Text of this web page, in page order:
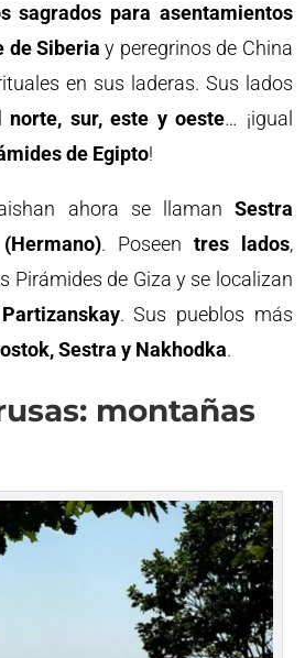
sagrados para asentamientos
de Siberia y peregrinos de China
en sus laderas. Sus lados
norte, sur, este y oeste… ¡igual
de Egipto!
ahora se llaman Sestra
. Poseen tres lados,
Pirámides de Giza y se localizan
. Sus pueblos más
Sestra y Nakhodka.
montañas